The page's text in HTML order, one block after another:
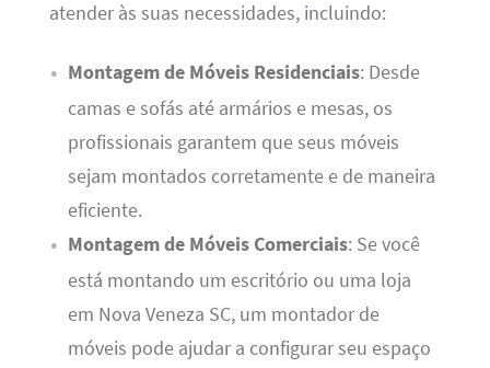
atender às suas necessidades, incluindo:
Montagem de Móveis Residenciais: Desde
camas e sofás até armários e mesas, os
profissionais garantem que seus móveis
sejam montados corretamente e de maneira
eficiente.
Montagem de Móveis Comerciais: Se você
está montando um escritório ou uma loja
em Nova Veneza SC, um montador de
móveis pode ajudar a configurar seu espaço